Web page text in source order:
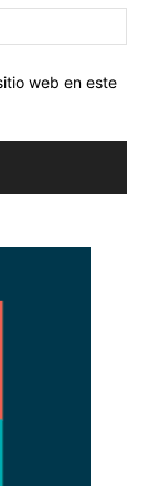
web en este